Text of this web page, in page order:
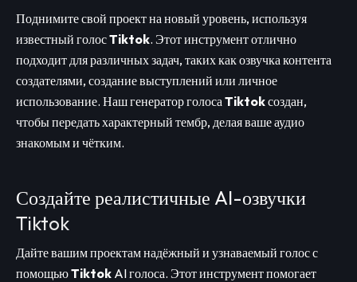
Поднимите свой проект на новый уровень, используя
известный голосTiktok. Этот инструмент отлично
подходит для различных задач, таких как озвучка контента
создателями, создание выступлений или личное
использование. Наш генератор голосаTiktokсоздан,
чтобы передать характерный тембр, делая ваше аудио
знакомым и чётким.
Создайте реалистичные AI-озвучки
Tiktok
Дайте вашим проектам надёжный и узнаваемый голос с
помощьюTiktok AI голоса. Этот инструмент помогает